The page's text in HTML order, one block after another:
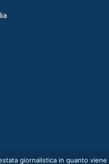
giornalistica in quanto viene